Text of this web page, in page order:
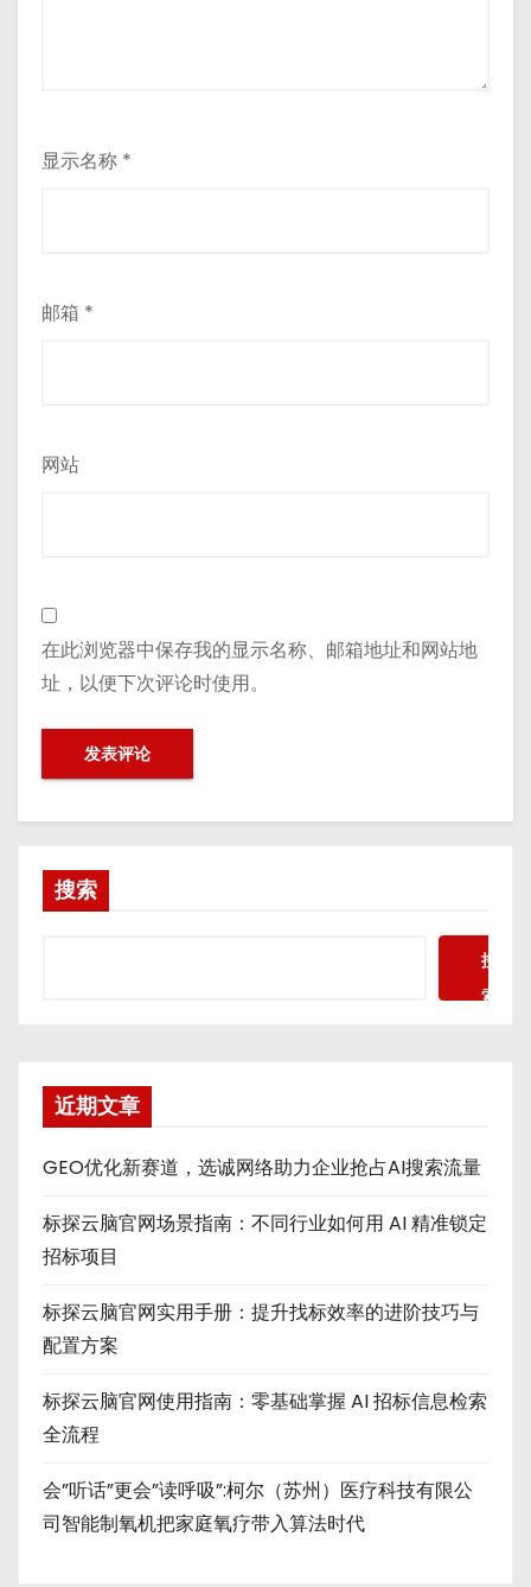
显示名称 *
邮箱 *
网站
在此浏览器中保存我的显示名称、邮箱地址和网站地
址，以便下次评论时使用。
搜索
搜
索
近期文章
GEO优化新赛道，选诚网络助力企业抢占AI搜索流量
标探云脑官网场景指南：不同行业如何用 AI 精准锁定
招标项目
标探云脑官网实用手册：提升找标效率的进阶技巧与
配置方案
标探云脑官网使用指南：零基础掌握 AI 招标信息检索
全流程
会”听话”更会”读呼吸”:柯尔（苏州）医疗科技有限公
司智能制氧机把家庭氧疗带入算法时代